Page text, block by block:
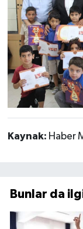
Kaynak: Haber
Bunlar da